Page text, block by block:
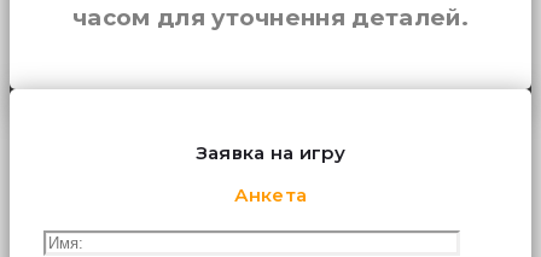
часом для уточнення деталей.
Заявка на игру
Анкета